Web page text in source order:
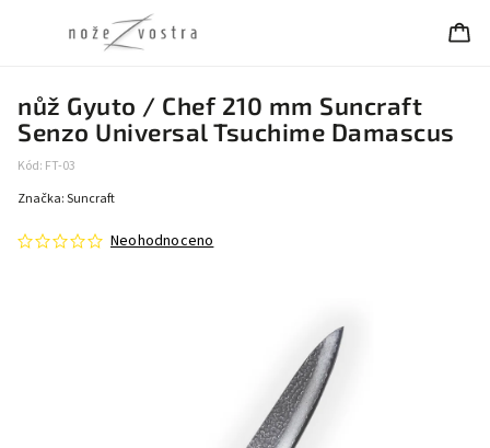
nůž Gyuto / Chef 210 mm Suncraft
Senzo Universal Tsuchime Damascus
Kód: FT-03
Neohodnoceno
Značka:Suncraft